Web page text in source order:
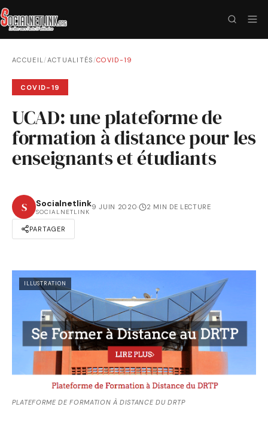
ACCUEIL/ACTUALITÉS /COVID-19
COVID-19
UCAD: une plateforme de
formation à distance pour les
enseignants et étudiants
S Socialnetlink
SOCIALNETLINK
9 JUIN 2020· 2 MIN DE LECTURE
PARTAGER
ILLUSTRATION
PLATEFORME DE FORMATION À DISTANCE DU DRTP